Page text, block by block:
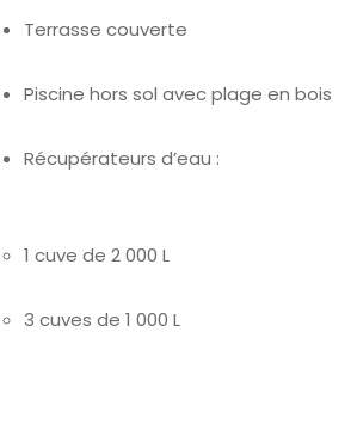
Terrasse couverte
Piscine hors sol avec plage en bois
Récupérateurs d’eau :
1 cuve de 2 000 L
3 cuves de 1 000 L